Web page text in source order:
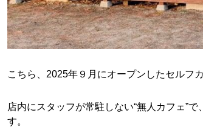
こちら、2025年９月にオープンしたセルフ
店内にスタッフが常駐しない“無人カフェ”
す。